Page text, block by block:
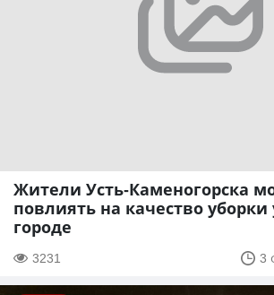
Жители Усть-Каменогорска
повлиять на качество уборки
городе
3231 3